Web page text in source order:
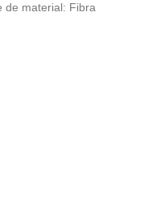
de material: Fibra